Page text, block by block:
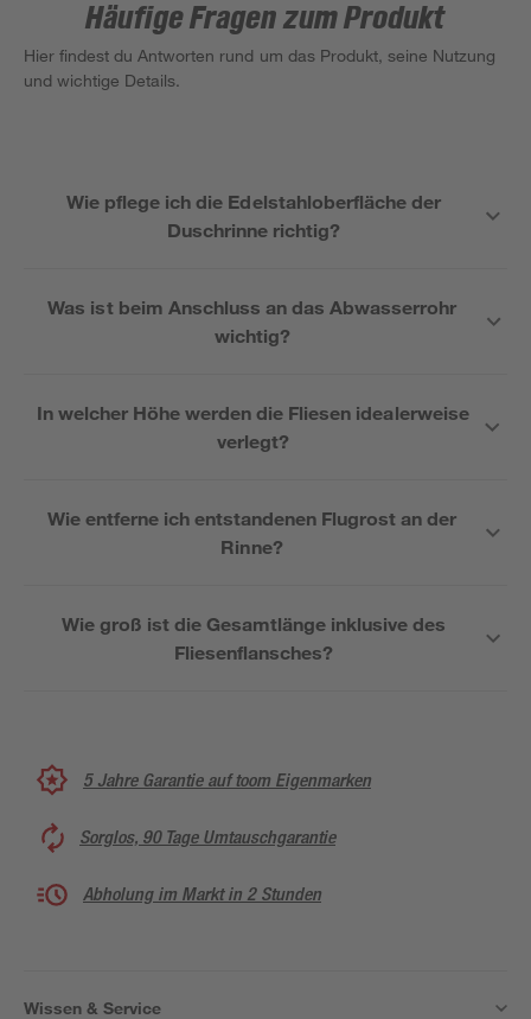
Häufige Fragen zum Produkt
Hier findest du Antworten rund um das Produkt, seine Nutzung
und wichtige Details.
Wie pflege ich die Edelstahloberfläche der
Duschrinne richtig?
Was ist beim Anschluss an das Abwasserrohr
wichtig?
In welcher Höhe werden die Fliesen idealerweise
verlegt?
Wie entferne ich entstandenen Flugrost an der
Rinne?
Wie groß ist die Gesamtlänge inklusive des
Fliesenflansches?
5 Jahre Garantie auf toom Eigenmarken
Sorglos, 90 Tage Umtauschgarantie
Abholung im Markt in 2 Stunden
Wissen & Service